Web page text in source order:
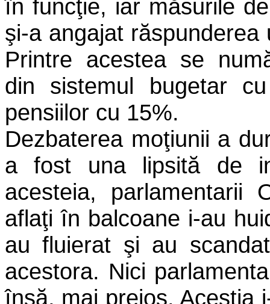
în funcţie, iar măsurile
şi-a angajat
Printre acestea se
din sistemul bugetar
pensiilor cu 15%.
Dezbaterea moţiunii a
a fost una lipsită de
acesteia, parlamentarii
aflaţi în balcoane i-au
au fluierat şi au
acestora. Nici
însă, mai prejos. Aceştia